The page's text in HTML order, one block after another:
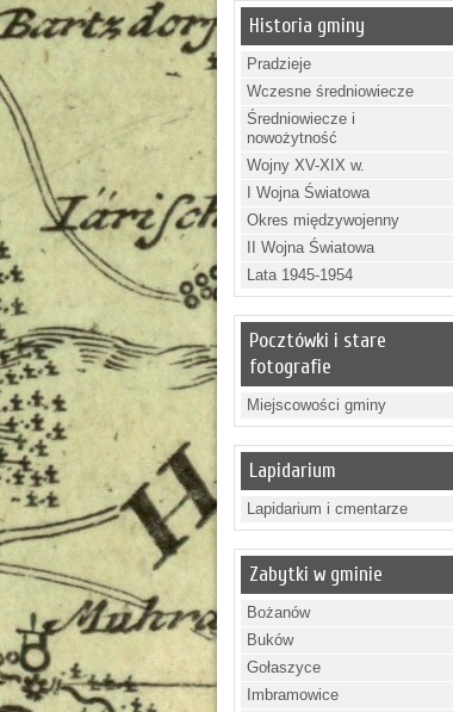
Historia gminy
Pradzieje
Wczesne średniowiecze
Średniowiecze i
nowożytność
Wojny XV-XIX w.
I Wojna Światowa
Okres międzywojenny
II Wojna Światowa
Lata 1945-1954
Pocztówki i stare
fotografie
Miejscowości gminy
Lapidarium
Lapidarium i cmentarze
Zabytki w gminie
Bożanów
Buków
Gołaszyce
Imbramowice